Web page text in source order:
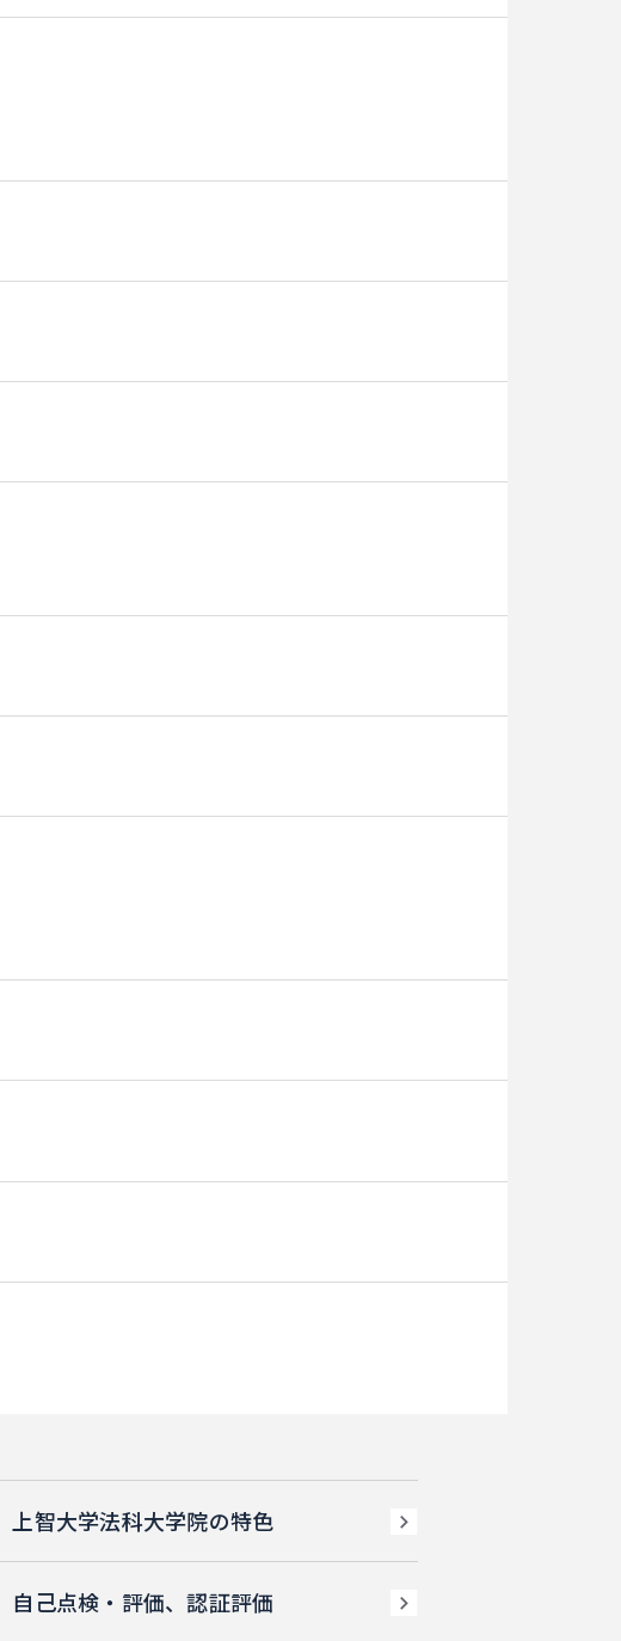
上智大学法科大学院の特色
自己点検・評価、認証評価